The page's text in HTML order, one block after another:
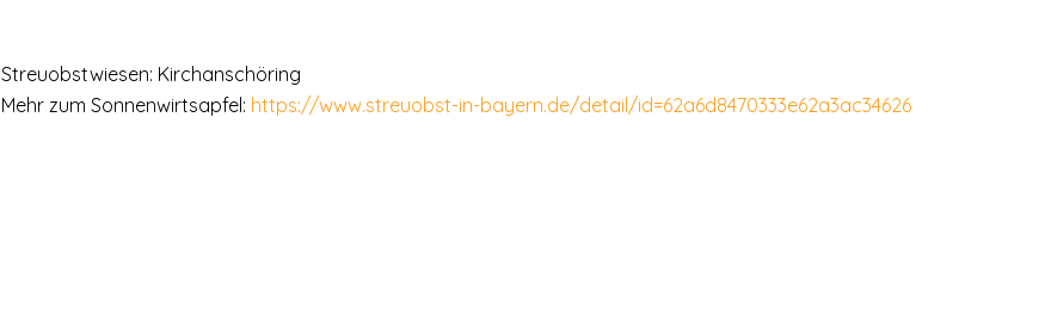
Streuobstwiesen: Kirchanschöring
Mehr zum Sonnenwirtsapfel: https://www.streuobst-in-bayern.de/detail/id=62a6d8470333e62a3ac34626